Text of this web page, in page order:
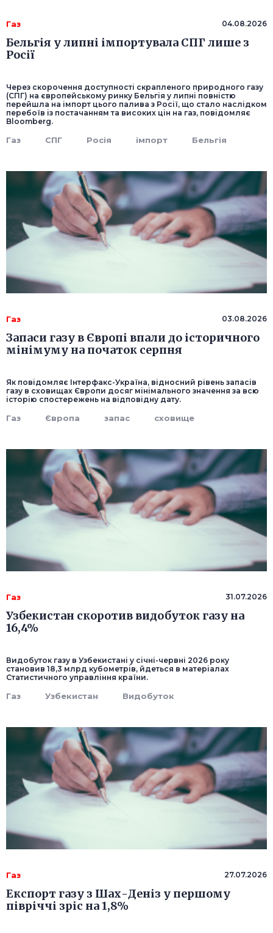
Газ 04.08.2026
Бельгія у липні імпортувала СПГ лише з
Росії
Через скорочення доступності скрапленого природного газу
(СПГ) на європейському ринку Бельгія у липні повністю
перейшла на імпорт цього палива з Росії, що стало наслідком
перебоїв із постачанням та високих цін на газ, повідомляє
Bloomberg.
Газ СПГ Росія імпорт Бельгія
Газ 03.08.2026
Запаси газу в Європі впали до історичного
мінімуму на початок серпня
Як повідомляє Інтерфакс-Україна, відносний рівень запасів
газу в сховищах Європи досяг мінімального значення за всю
історію спостережень на відповідну дату.
Газ Європа запас сховище
Газ 31.07.2026
Узбекистан скоротив видобуток газу на
16,4%
Видобуток газу в Узбекистані у січні-червні 2026 року
становив 18,3 млрд кубометрів, йдеться в матеріалах
Статистичного управління країни.
Газ Узбекистан Видобуток
Газ 27.07.2026
Експорт газу з Шах-Деніз у першому
півріччі зріс на 1,8%